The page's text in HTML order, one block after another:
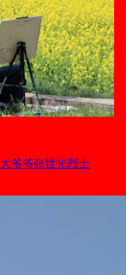
爷爷张世光烈士